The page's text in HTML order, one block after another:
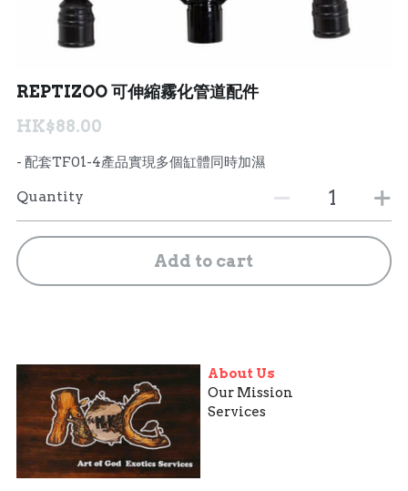
聯絡我們 Contact Us
繁體中文
REPTIZOO 可伸縮霧化管道配件
HK$88.00
- 配套TF01-4產品實現多個缸體同時加濕
Quantity
Add to cart
About Us
Our Mission
Services